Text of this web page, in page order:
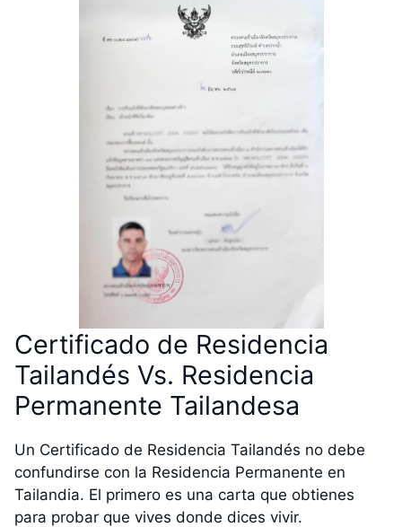
Certificado de Residencia
Tailandés Vs. Residencia
Permanente Tailandesa
Un Certificado de Residencia Tailandés no debe
confundirse con la Residencia Permanente en
Tailandia. El primero es una carta que obtienes
para probar que vives donde dices vivir.